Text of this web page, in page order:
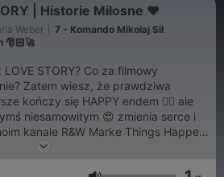
| Historie Miłosne ❤️
Weber
7 - Komando Mikołaj Sił
🎅🏻🚀
STORY? Co za filmowy
Zatem wiesz, że prawdziwa
kończy się HAPPY endem 🤷‍♀️ ale
niesamowitym 😍 zmienia serce i
z nowym projektem LOVE STORY.